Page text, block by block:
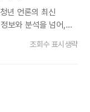
년 언론의 최신
보와 분석을 넘어,
조회수 표시생략